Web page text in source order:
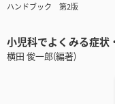
ハンドブック 第2版
小児科でよくみる症状
横田 俊一郎(編著)